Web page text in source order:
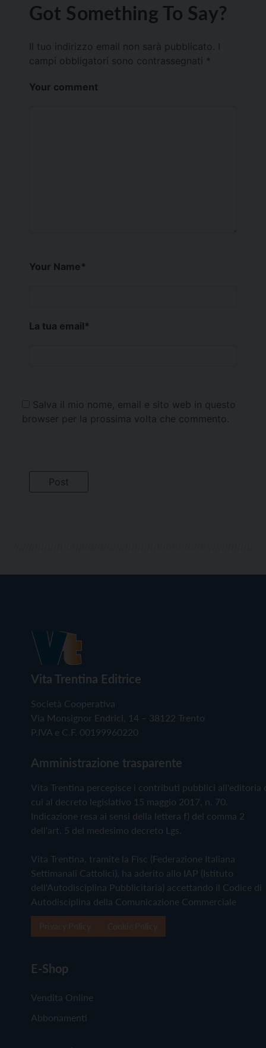
Got Something To Say?
Il tuo indirizzo email non sarà pubblicato.
campi obbligatori sono contrassegnati *
Your comment
Your Name*
La tua email*
Salva il mio nome, email e sito web in questo
browser per la prossima volta che commento.
Vita Trentina Editrice
Società Cooperativa
Via Monsignor Endrici, 14 – 38122 Trento
P.IVA e C.F. 00199960220
Amministrazione trasparente
Vita Trentina percepisce i contributi pubblici all'editoria
cui al decreto legislativo 15 maggio 2017, n. 70.
Indicazione resa ai sensi della lettera f) del comma 2
dell'art. 5 del medesimo decreto Lgs.
Vita Trentina, tramite la Fisc (Federazione Italiana
Settimanali Cattolici), ha aderito allo IAP (Istituto
dell'Autodisciplina Pubblicitaria) accettando il Codice di
Autodisciplina della Comunicazione Commerciale
E-Shop
Vendita Online
Abbonamenti